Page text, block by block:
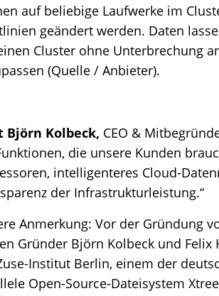
auf beliebige Laufwerke im
geändert werden. Daten
Cluster ohne Unterbrechung
(Quelle / Anbieter).
Björn Kolbeck, CEO &
die unsere Kunden
intelligenteres Cloud-
der Infrastrukturleistung.“
Anmerkung: Vor der Gründung
Gründer Björn Kolbeck und
Institut Berlin, einem der
Open-Source-Dateisystem